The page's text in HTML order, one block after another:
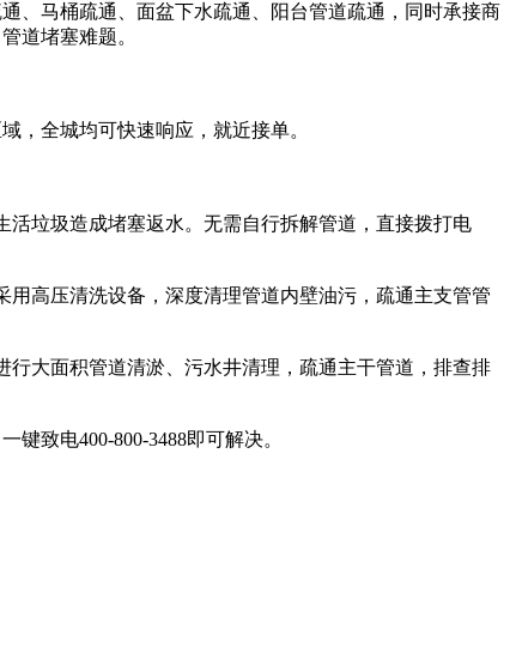
、马桶疏通、面盆下水疏通、阳台管道疏通，同时承接商
道堵塞难题。
，全城均可快速响应，就近接单。
垃圾造成堵塞返水。无需自行拆解管道，直接拨打电
高压清洗设备，深度清理管道内壁油污，疏通主支管管
大面积管道清淤、污水井清理，疏通主干管道，排查排
致电400-800-3488即可解决。